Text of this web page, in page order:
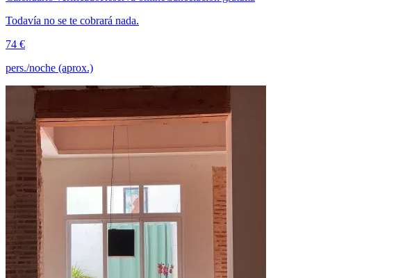
Todavía no se te cobrará nada.
74 €
pers./noche (aprox.)